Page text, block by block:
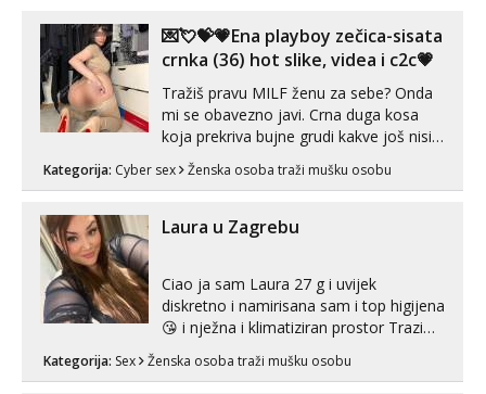
💌💘💝💗Ena playboy zečica-sisata
crnka (36) hot slike, videa i c2c💗
Tražiš pravu MILF ženu za sebe? Onda
mi se obavezno javi. Crna duga kosa
koja prekriva bujne grudi kakve još nisi
vidio, čista ŠESTICA! A usne? O usnama
bolje da ni ne pričam. Prave pune usne
vjeruj mi, takve još nisi vidio. Uvijek sam
spremna za ONLOINE zabavu...
Kategorija: Cyber sex Ženska osoba traži mušku osobu
Laura u Zagrebu
Ciao ja sam Laura 27 g i uvijek
diskretno i namirisana sam i top higijena
😘 i nježna i klimatiziran prostor Trazim
Pusenje i gutanje sperme Erotsko rublje
Kategorija: Sex Ženska osoba traži mušku osobu